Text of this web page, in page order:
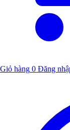
Giỏ hàng 0 Đăng